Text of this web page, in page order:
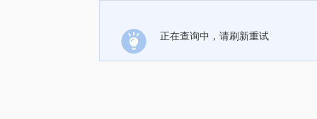
正在查询中，请刷新重试